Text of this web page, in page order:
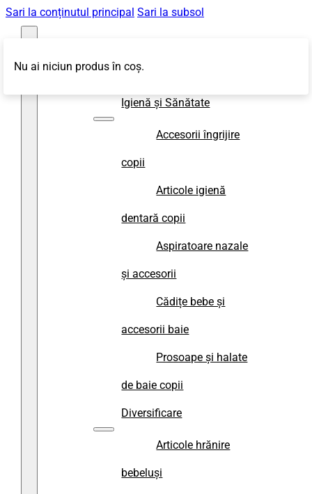
Sari la conținutul principal Sari la subsol
Igienă și Sănătate
Accesorii îngrijire
copii
Articole igienă
dentară copii
Aspiratoare nazale
și accesorii
Cădițe bebe și
accesorii baie
Prosoape și halate
de baie copii
Diversificare
Articole hrănire
bebeluși
Nu ai niciun produs în coș.